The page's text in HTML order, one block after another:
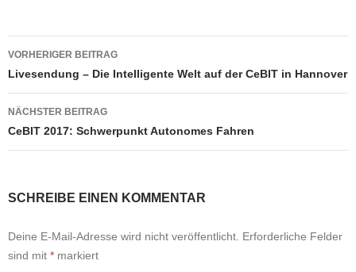
Beitragsnavigation
VORHERIGER BEITRAG
Livesendung – Die Intelligente Welt auf der CeBIT in Hannover
NÄCHSTER BEITRAG
CeBIT 2017: Schwerpunkt Autonomes Fahren
SCHREIBE EINEN KOMMENTAR
Deine E-Mail-Adresse wird nicht veröffentlicht. Erforderliche Felder
sind mit * markiert